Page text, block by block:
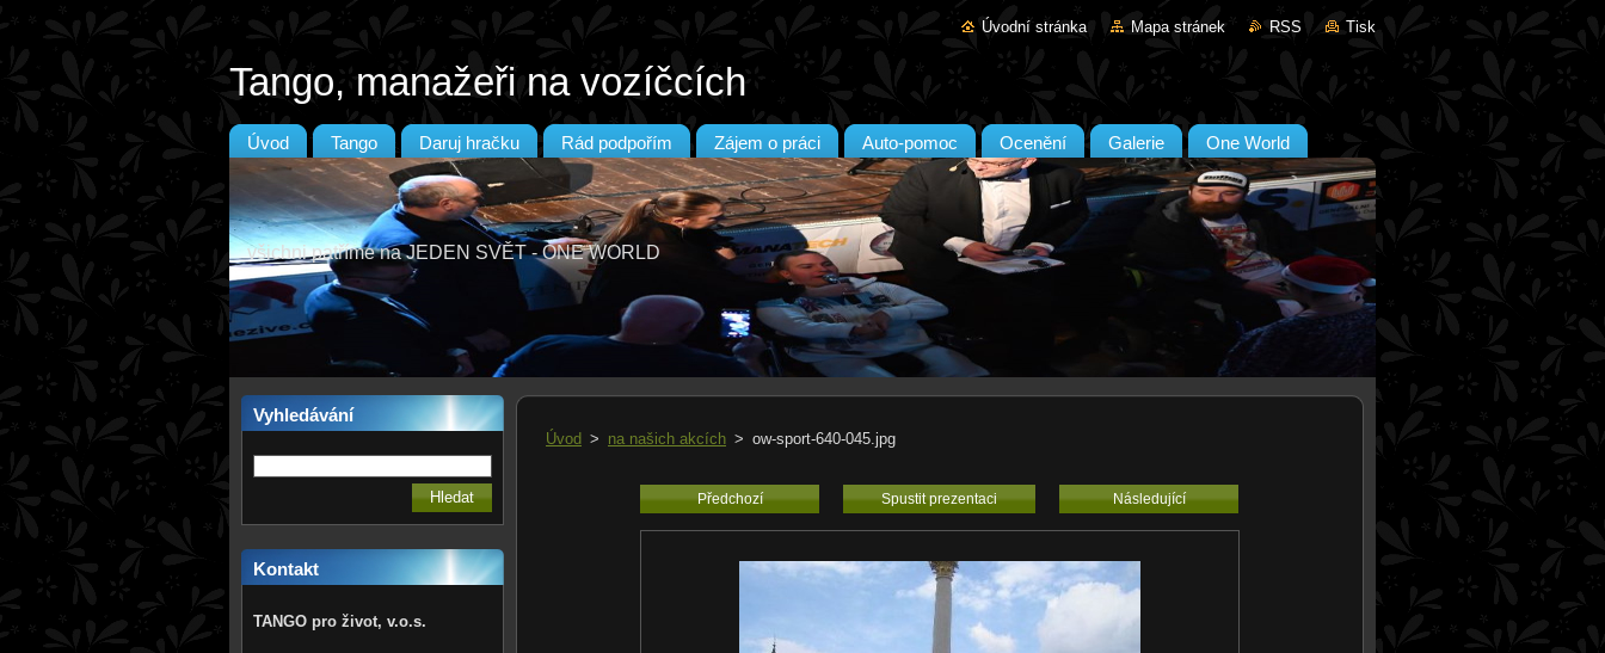
Úvodní stránka Mapa stránek RSS Tisk
Tango, manažeři na vozíčcích
Úvod Tango Daruj hračku Rád podpořím Zájem o práci Auto-pomoc Ocenění Galerie One World
všichni patříme na JEDEN SVĚT - ONE WORLD
Vyhledávání
Kontakt
TANGO pro život, v.o.s.
Úvod > na našich akcích > ow-sport-640-045.jpg
Předchozí Spustit prezentaci Následující